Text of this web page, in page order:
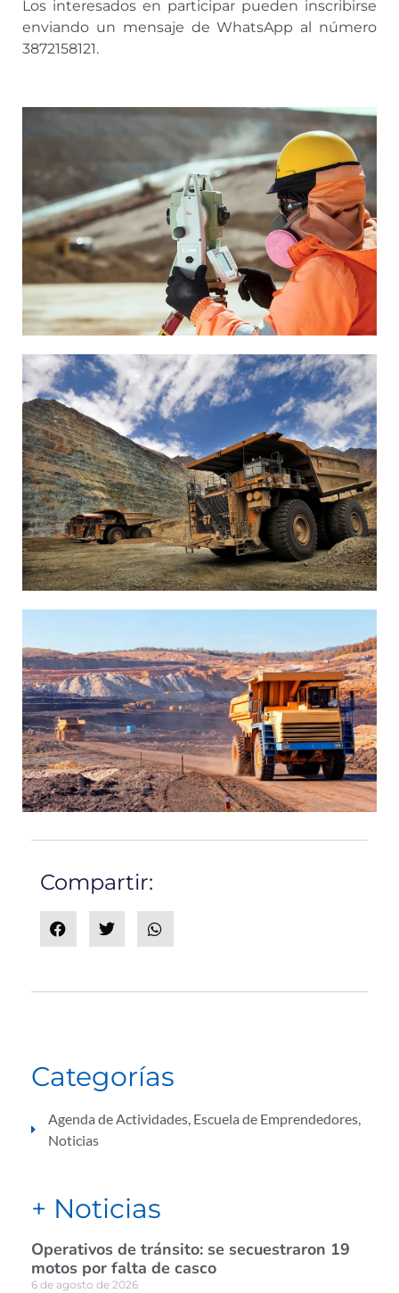
Los interesados en participar pueden inscribirse
enviando un mensaje de WhatsApp al número
3872158121.
Compartir:
Categorías
Agenda de Actividades, Escuela de Emprendedores,
Noticias
+ Noticias
Operativos de tránsito: se secuestraron 19
motos por falta de casco
6 de agosto de 2026